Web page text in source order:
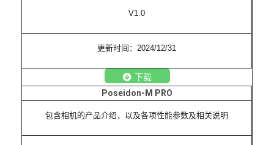
V1.0
更新时间：2024/12/31
下载
Poseidon-M PRO
包含相机的产品介绍，以及各项性能参数及相关说明